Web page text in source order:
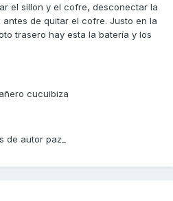
el sillon y el cofre, desconectar la
de quitar el cofre. Justo en la
trasero hay esta la batería y los
cucuibiza
de autor paz_